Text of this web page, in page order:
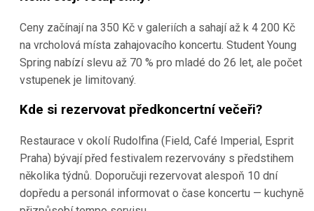
Ceny začínají na 350 Kč v galeriích a sahají až k 4 200 Kč
na vrcholová místa zahajovacího koncertu. Student Young
Spring nabízí slevu až 70 % pro mladé do 26 let, ale počet
vstupenek je limitovaný.
Kde si rezervovat předkoncertní večeři?
Restaurace v okolí Rudolfina (Field, Café Imperial, Esprit
Praha) bývají před festivalem rezervovány s předstihem
několika týdnů. Doporučuji rezervovat alespoň 10 dní
dopředu a personál informovat o čase koncertu — kuchyně